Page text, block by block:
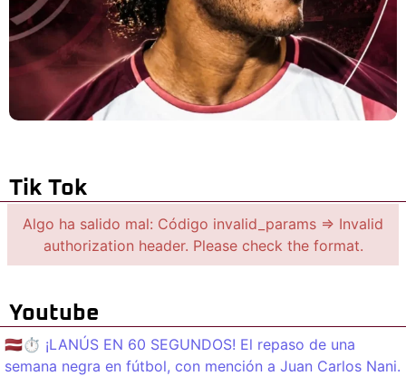
Tik Tok
Algo ha salido mal: Código invalid_params => Invalid
authorization header. Please check the format.
Youtube
🇱🇻⏱️ ¡LANÚS EN 60 SEGUNDOS! El repaso de una
semana negra en fútbol, con mención a Juan Carlos Nani.